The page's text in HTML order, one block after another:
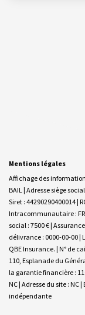
Mentions légales
Affichage des informations
BAIL | Adresse siège social
Siret : 44290290400014 |
Intracommunautaire :
social : 7500 € | Assurance
délivrance : 0000-00-00 |
QBE Insurance. | N° de
110, Esplanade du
la garantie financière :
NC | Adresse du site : NC |
indépendante